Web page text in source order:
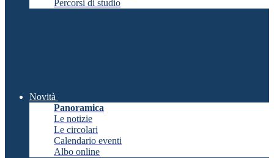
Percorsi di studio
Novità
Panoramica
Le notizie
Le circolari
Calendario eventi
Albo online